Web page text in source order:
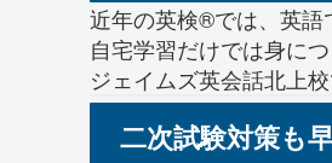
近年の英検®では、英語
自宅学習だけでは身に
ジェイムズ英会話北上
二次試験対策も